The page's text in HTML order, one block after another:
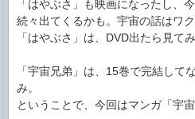
「はやぶさ」も映画になったし、
続々出てくるかも。宇宙の話はワ
「はやぶさ」は、DVD出たら見て
「宇宙兄弟」は、15巻で完結して
み。
ということで、今回はマンガ「宇